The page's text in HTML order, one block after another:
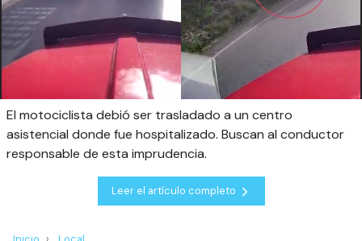
El motociclista debió ser trasladado a un centro
asistencial donde fue hospitalizado. Buscan al conductor
responsable de esta imprudencia.
Leer el artículo completo